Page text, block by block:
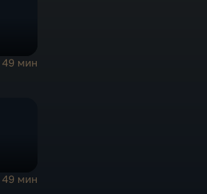
49 мин
49 мин